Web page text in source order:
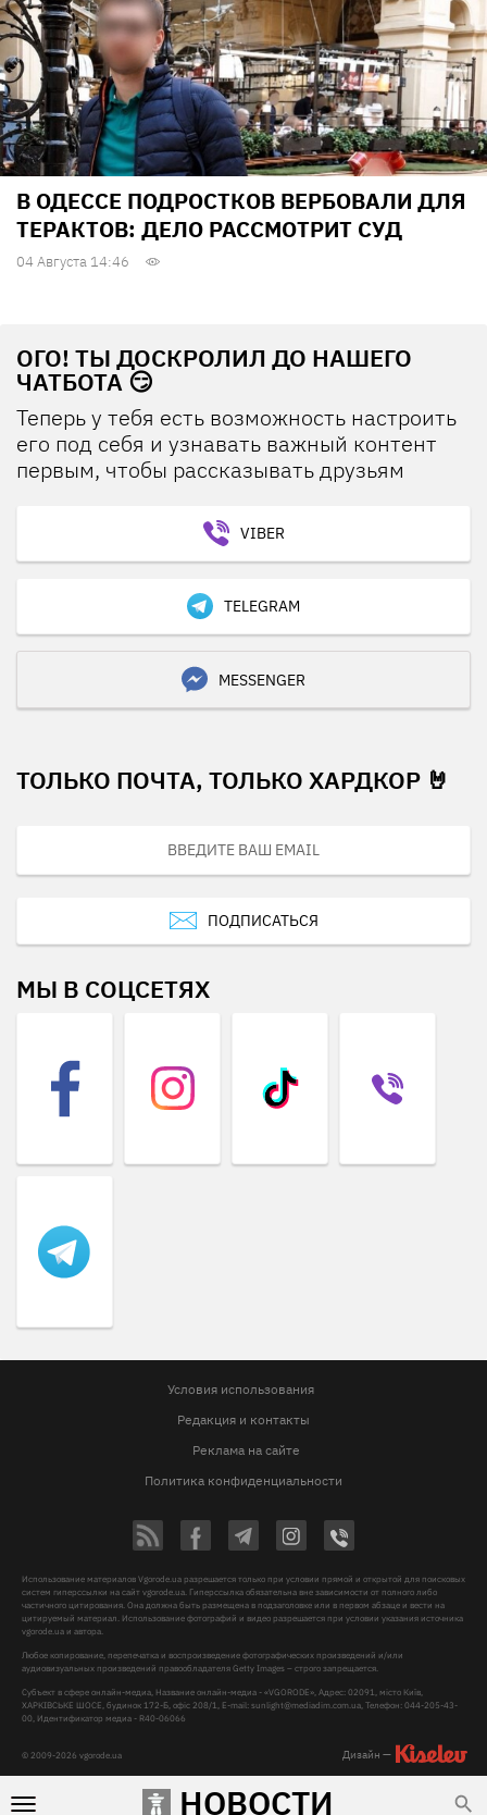
НОВОСТИ
В ОДЕССЕ ПОДРОСТКОВ ВЕРБОВАЛИ ДЛЯ
ТЕРАКТОВ: ДЕЛО РАССМОТРИТ СУД
04 Августа 14:46
ОГО! ТЫ ДОСКРОЛИЛ ДО НАШЕГО
ЧАТБОТА 😏
Теперь у тебя есть возможность настроить
его под себя и узнавать важный контент
первым, чтобы рассказывать друзьям
VIBER
TELEGRAM
MESSENGER
ТОЛЬКО ПОЧТА, ТОЛЬКО ХАРДКОР 🤘
ПОДПИСАТЬСЯ
МЫ В СОЦСЕТЯХ
Условия использования
Редакция и контакты
Реклама на сайте
Политика конфиденциальности
© 2009-2026 vgorode.ua
Использование материалов Vgorode.ua разрешается только при условии прямой и открытой для поисковых
систем гиперссылки на сайт vgorode.ua. Гиперссылка обязательна вне зависимости от полного либо
частичного цитирования. Она должна быть размещена в подзаголовке или в первом абзаце и вести на
цитируемый материал. Использование фотографий и видео разрешается при условии указания источника
vgorode.ua и автора.
Любое копирование, перепечатка и воспроизведение фотографических произведений и/или
аудиовизуальных произведений правообладателя Getty Images – строго запрещается.
Субъект в сфере онлайн-медиа, Название онлайн-медиа - «VGORODE», Адрес: 02091, місто Київ,
ХАРКІВСЬКЕ ШОСЕ, будинок 172-Б, офіс 208/1, E-mail:sunlight@mediadim.com.ua, Телефон: 044-205-43-
00, Идентификатор медиа - R40-06066
Дизайн —